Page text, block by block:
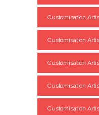
Customisation
Customisation
Customisation
Customisation
Customisation